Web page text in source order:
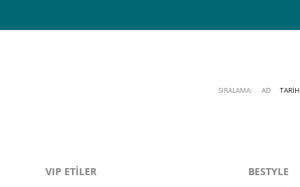
SIRALAMA: AD TARIH
VIP ETILER BESTYLE